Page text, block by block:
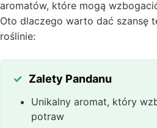
aromatów, które mogą
Oto dlaczego warto dać szansę
roślinie:
Zalety Pandanu
Unikalny aromat, który
potraw